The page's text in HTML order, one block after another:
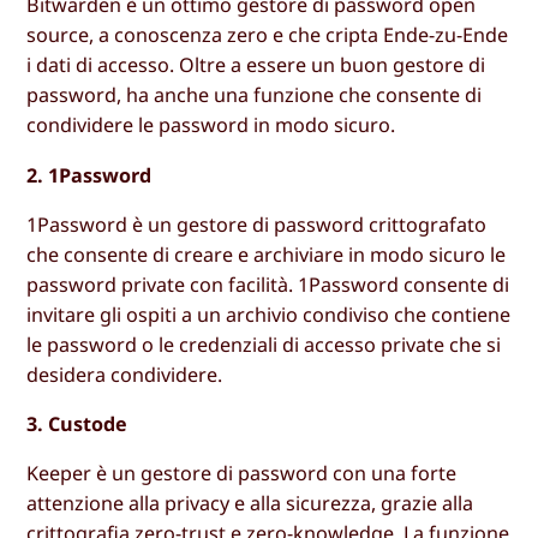
source, a conoscenza zero e che cripta Ende-zu-Ende
i dati di accesso. Oltre a essere un buon gestore di
password, ha anche una funzione che consente di
condividere le password in modo sicuro.
2. 1Password
1Password è un gestore di password crittografato
che consente di creare e archiviare in modo sicuro le
password private con facilità. 1Password consente di
invitare gli ospiti a un archivio condiviso che contiene
le password o le credenziali di accesso private che si
desidera condividere.
3. Custode
Keeper è un gestore di password con una forte
attenzione alla privacy e alla sicurezza, grazie alla